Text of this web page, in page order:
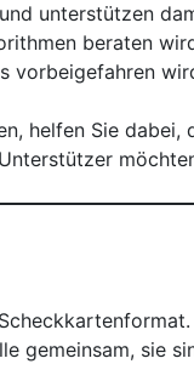
unterstützen
beraten
vorbeigefahren
helfen Sie
gemeinsam, sie